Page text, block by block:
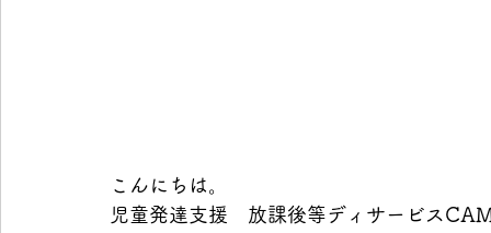
こんにちは。
児童発達支援　放課後等ディサービス